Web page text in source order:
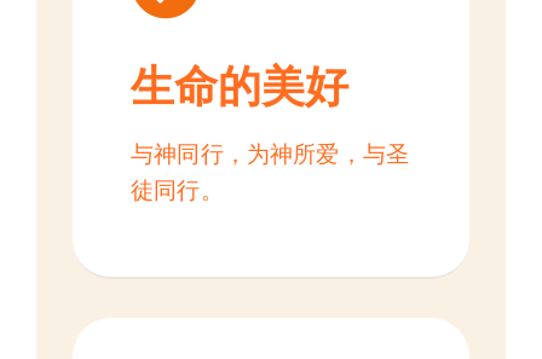
生命的美好
与神同行，为神所爱，与圣
徒同行。